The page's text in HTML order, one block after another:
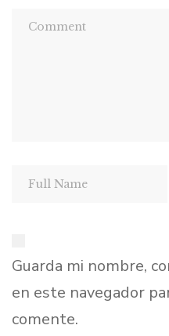
Guarda mi nombre,
en este navegador
comente.